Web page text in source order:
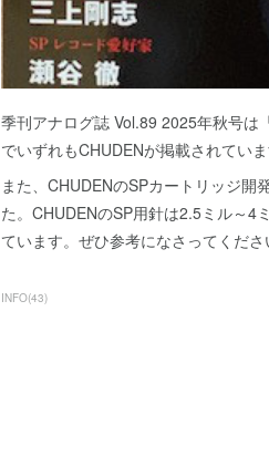
季刊アナログ誌 Vol.89 2025年秋号は
でいずれもCHUDENが掲載されていま
また、CHUDENのSPカートリッジ
た。CHUDENのSP用針は2.5ミル～4
ています。ぜひ参考になさってくださ
INFO(43)